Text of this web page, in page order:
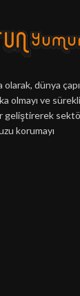
dünya
olmayı ve sürekli
geliştirerek
korumayı